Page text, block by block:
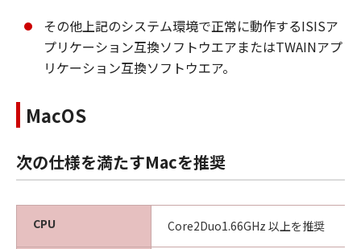
その他上記のシステム環境で正常に動作するISISア
プリケーション互換ソフトウエアまたはTWAINアプ
リケーション互換ソフトウエア。
MacOS
次の仕様を満たすMacを推奨
CPU Core2Duo1.66GHz 以上を推奨